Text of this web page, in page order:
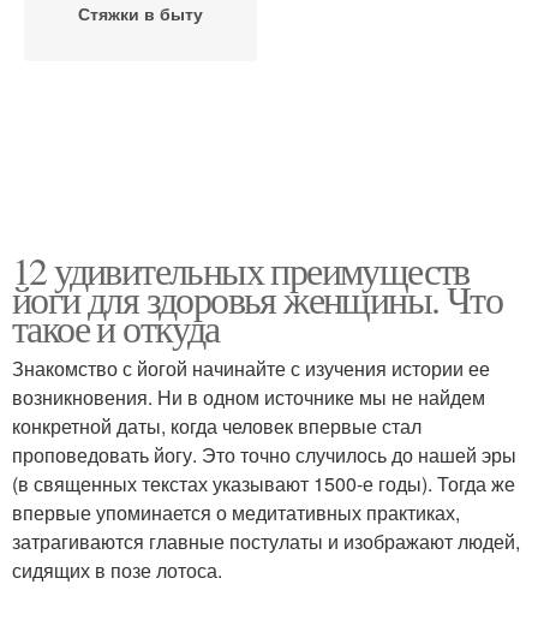
Стяжки в быту
12 удивительных преимуществ
йоги для здоровья женщины. Что
такое и откуда
Знакомство с йогой начинайте с изучения истории ее
возникновения. Ни в одном источнике мы не найдем
конкретной даты, когда человек впервые стал
проповедовать йогу. Это точно случилось до нашей эры
(в священных текстах указывают 1500-е годы). Тогда же
впервые упоминается о медитативных практиках,
затрагиваются главные постулаты и изображают людей,
сидящих в позе лотоса.